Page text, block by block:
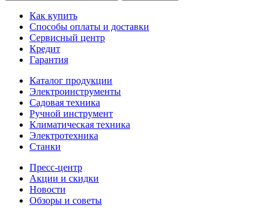
Как купить
Способы оплаты и доставки
Сервисный центр
Кредит
Гарантия
Каталог продукции
Электроинструменты
Садовая техника
Ручной инструмент
Климатическая техника
Электротехника
Станки
Пресс-центр
Акции и скидки
Новости
Обзоры и советы